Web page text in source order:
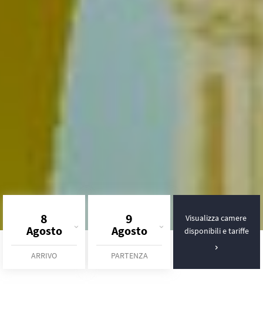
8
Agosto
ARRIVO
9
Agosto
PARTENZA
Visualizza camere
disponibili e tariffe